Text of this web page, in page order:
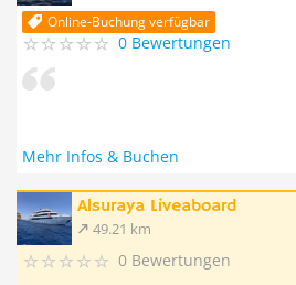
Online-Buchung verfügbar
0 Bewertungen
Mehr Infos & Buchen
Alsuraya Liveaboard
49.21 km
0 Bewertungen